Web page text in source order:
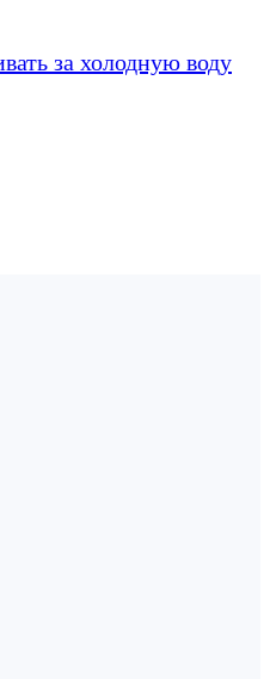
за холодную воду